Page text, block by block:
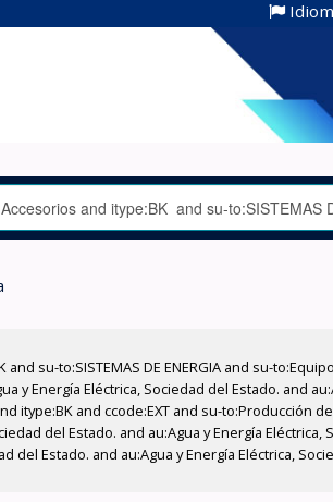
su-to:SISTEMAS DE ENERGIA and su-
Energía Eléctrica, Sociedad del Estado. and
itype:BK and ccode:EXT and su-to:Producción
del Estado. and au:Agua y Energía Eléctrica,
del Estado. and au:Agua y Energía Eléctrica,